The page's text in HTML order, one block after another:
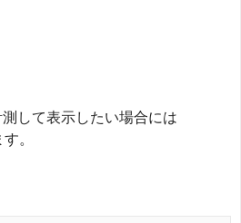
して表示したい場合には
。